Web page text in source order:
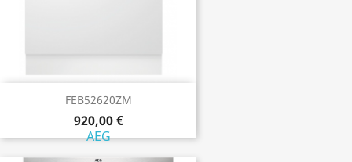
FEB52620ZM
920,00 €
AEG